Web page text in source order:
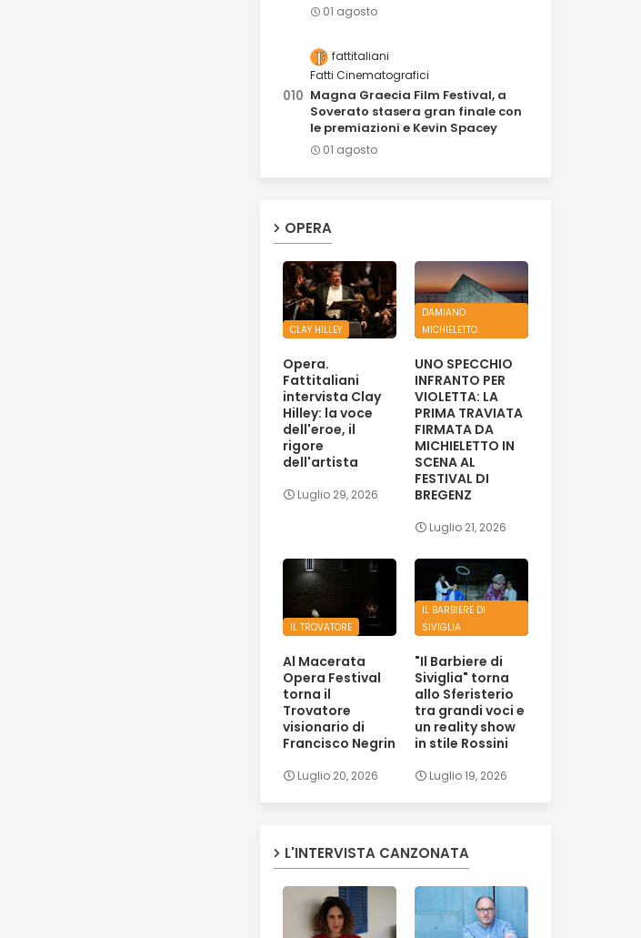
01 agosto
fattitaliani
Fatti Cinematografici
Magna Graecia Film Festival, a
Soverato stasera gran finale con
le premiazioni e Kevin Spacey
01 agosto
OPERA
CLAY HILLEY
Opera.
Fattitaliani
intervista Clay
Hilley: la voce
dell'eroe, il
rigore
dell'artista
Luglio 29, 2026
DAMIANO
MICHIELETTO
UNO SPECCHIO
INFRANTO PER
VIOLETTA: LA
PRIMA TRAVIATA
FIRMATA DA
MICHIELETTO IN
SCENA AL
FESTIVAL DI
BREGENZ
Luglio 21, 2026
IL TROVATORE
Al Macerata
Opera Festival
torna il
Trovatore
visionario di
Francisco Negrin
Luglio 20, 2026
IL BARBIERE DI
SIVIGLIA
"Il Barbiere di
Siviglia" torna
allo Sferisterio
tra grandi voci e
un reality show
in stile Rossini
Luglio 19, 2026
L'INTERVISTA CANZONATA